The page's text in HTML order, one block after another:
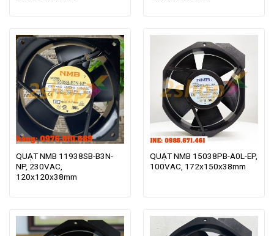
QUẠT NMB 11938SB-B3N-
NP, 230VAC,
120x120x38mm
QUẠT NMB 15038PB-A0L-EP,
100VAC, 172x150x38mm